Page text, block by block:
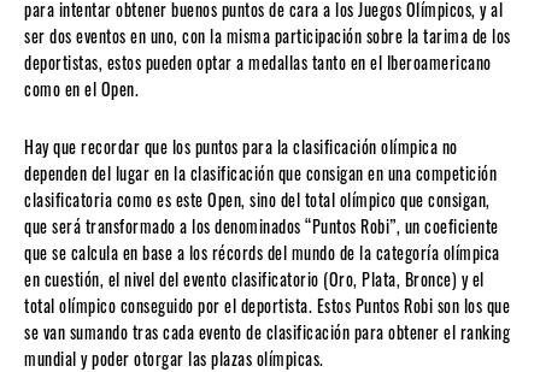
para intentar obtener buenos puntos de cara a los Juegos Olímpicos, y al
ser dos eventos en uno, con la misma participación sobre la tarima de los
deportistas, estos pueden optar a medallas tanto en el Iberoamericano
como en el Open.
Hay que recordar que los puntos para la clasificación olímpica no
dependen del lugar en la clasificación que consigan en una competición
clasificatoria como es este Open, sino del total olímpico que consigan,
que será transformado a los denominados “Puntos Robi”, un coeficiente
que se calcula en base a los récords del mundo de la categoría olímpica
en cuestión, el nivel del evento clasificatorio (Oro, Plata, Bronce) y el
total olímpico conseguido por el deportista. Estos Puntos Robi son los que
se van sumando tras cada evento de clasificación para obtener el ranking
mundial y poder otorgar las plazas olímpicas.